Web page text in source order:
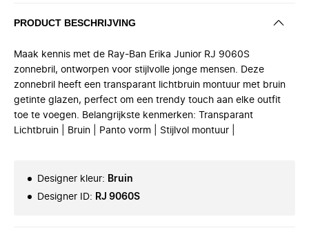
PRODUCT BESCHRIJVING
Maak kennis met de Ray-Ban Erika Junior RJ 9060S
zonnebril, ontworpen voor stijlvolle jonge mensen. Deze
zonnebril heeft een transparant lichtbruin montuur met bruin
getinte glazen, perfect om een trendy touch aan elke outfit
toe te voegen. Belangrijkste kenmerken: Transparant
Lichtbruin | Bruin | Panto vorm | Stijlvol montuur |
Designer kleur: Bruin
Designer ID: RJ 9060S